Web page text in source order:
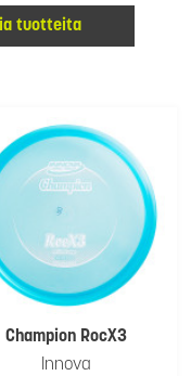
tuotteita
Champion RocX3
Innova